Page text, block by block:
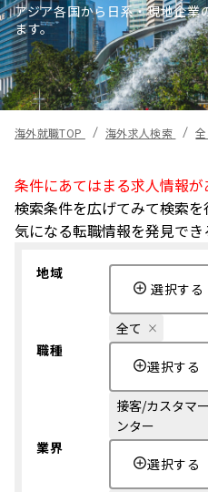
アジア各国から日系・現地企
ます。
海外就職TOP 海外求人検索
条件にあてはまる求人情報が
検索条件を広げてみて検索
気になる転職情報を発見で
地域
選択する
全て
職種
選択する
接客/カスタマ
ンター
業界
選択する